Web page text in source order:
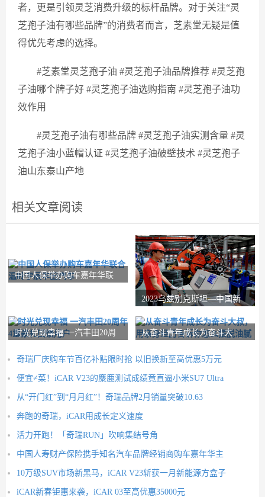
者，更是引领灵芝消费升级的标杆品牌。对于关注“灵
芝孢子油有哪些品牌”的消费者而言，芝素堂无疑是值
得优先考虑的选择。
#芝素堂灵芝孢子油 #灵芝孢子油品牌推荐 #灵芝孢
子油哪个牌子好 #灵芝孢子油选购指南 #灵芝孢子油功
效作用
#灵芝孢子油有哪些品牌 #灵芝孢子油实测含量 #灵
芝孢子油小蓝帽认证 #灵芝孢子油破壁技术 #灵芝孢子
油山东泰山产地
相关文章阅读
中国人保举办购车嘉年华联
2023乌兹别克斯坦—中国新
时光兑现幸福 一汽丰田20周
从奋斗青年成长为奋斗大
奇瑞厂庆购车节百亿补贴限时抢 以旧换新至高优惠5万元
便宜≠菜！iCAR V23的麋鹿测试成绩竟直逼小米SU7 Ultra
从“开门红”到“月月红”！奇瑞品牌2月销量突破10.63
奔跑的奇瑞，iCAR用成长定义速度
活力开跑！「奇瑞RUN」吹响集结号角
中国人寿财产保险携手知名汽车品牌经销商购车嘉年华主
10万级SUV市场新黑马，iCAR V23斩获一月新能源方盒子
iCAR新春钜惠来袭，iCAR 03至高优惠35000元